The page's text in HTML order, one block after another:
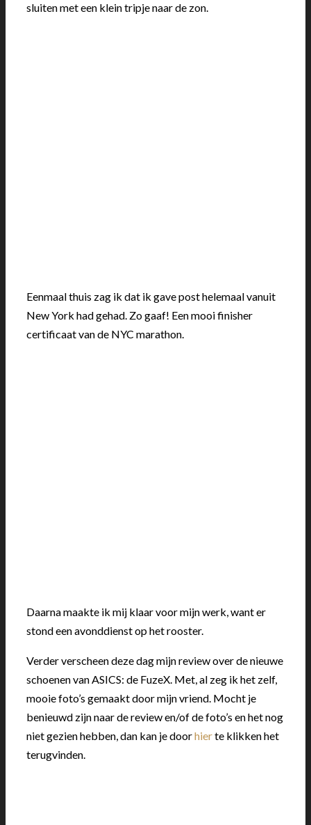
sluiten met een klein tripje naar de zon.
Eenmaal thuis zag ik dat ik gave post helemaal vanuit
New York had gehad. Zo gaaf! Een mooi finisher
certificaat van de NYC marathon.
Daarna maakte ik mij klaar voor mijn werk, want er
stond een avonddienst op het rooster.
Verder verscheen deze dag mijn review over de nieuwe
schoenen van ASICS: de FuzeX. Met, al zeg ik het zelf,
mooie foto’s gemaakt door mijn vriend. Mocht je
benieuwd zijn naar de review en/of de foto’s en het nog
niet gezien hebben, dan kan je doorhierte klikken het
terugvinden.